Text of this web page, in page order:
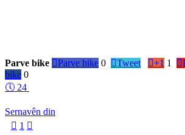
Parve bike Parve bike 0 Tweet +1 1 
bike 0
🕔 24
Sernavên din
 1 